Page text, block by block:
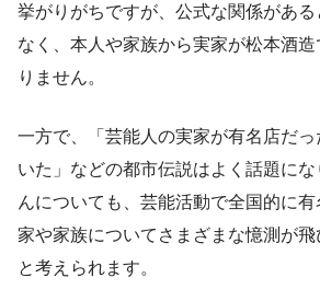
挙がりがちですが、公式な関係があ
なく、本人や家族から実家が松本酒
りません。
一方で、「芸能人の実家が有名店だ
いた」などの都市伝説はよく話題に
んについても、芸能活動で全国的に
家や家族についてさまざまな憶測が
と考えられます。